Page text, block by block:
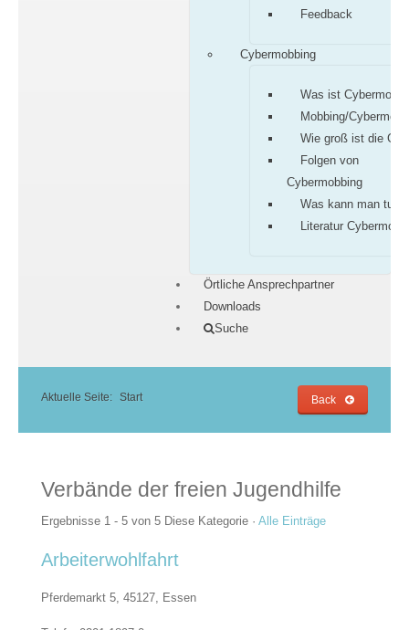
Feedback
Cybermobbing
Was ist
Mobbing/
Wie groß ist die
Folgen von
Cybermobbing
Was kann man tun?
Literatur
Örtliche Ansprechpartner
Downloads
Suche
Aktuelle Seite: Start Back
Verbände der freien Jugendhilfe
Ergebnisse 1 - 5 von 5 Diese Kategorie · Alle Einträge
Arbeiterwohlfahrt
Pferdemarkt 5, 45127, Essen